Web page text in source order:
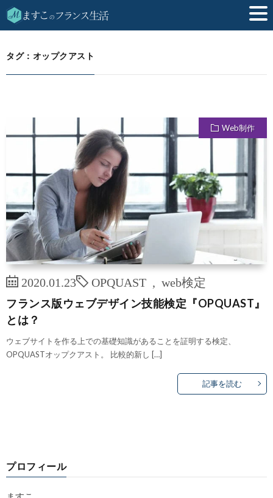
HOME オップクアスト
タグ：オップクアスト
Web制作
2020.01.23 OPQUAST web検定
フランス版ウェブデザイン技能検定『OPQUAST』
とは？
ウェブサイトを作る上での基礎知識があることを証明する検定、
OPQUASTオップクアスト。 比較的新し […]
記事を読む
プロフィール